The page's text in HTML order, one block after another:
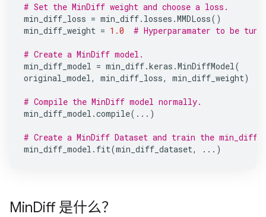
# Set the MinDiff weight and choose a loss.
min_diff_loss = min_diff. losses .MMDLoss()
min_diff_weight = 1.0 # Hyperparamater to be
# Create a MinDiff model.
min_diff_model = min_diff.keras .MinDiffModel(
original_model, min_diff_loss, min_diff_weight)
# Compile the MinDiff model normally.
min_diff_model .compile( ... )
# Create a MinDiff Dataset and train the
min_diff_model . fit(min_diff_dataset, ... )
MinDiff 是什么？